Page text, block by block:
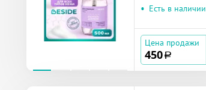
• Есть в наличии
Цена продажи
450a